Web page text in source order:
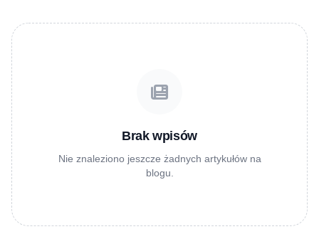
Brak wpisów
Nie znaleziono jeszcze żadnych artykułów na
blogu.